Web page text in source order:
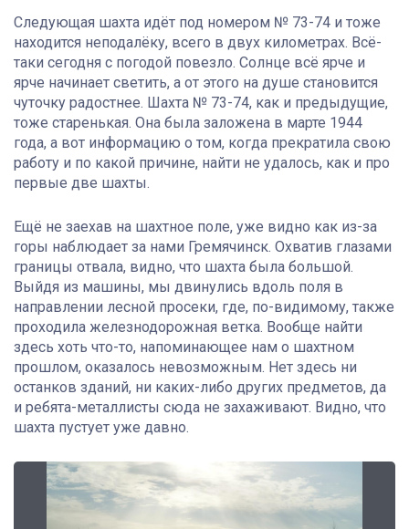
Следующая шахта идёт под номером № 73-74 и тоже
находится неподалёку, всего в двух километрах. Всё-
таки сегодня с погодой повезло. Солнце всё ярче и
ярче начинает светить, а от этого на душе становится
чуточку радостнее. Шахта № 73-74, как и предыдущие,
тоже старенькая. Она была заложена в марте 1944
года, а вот информацию о том, когда прекратила свою
работу и по какой причине, найти не удалось, как и про
первые две шахты.
Ещё не заехав на шахтное поле, уже видно как из-за
горы наблюдает за нами Гремячинск. Охватив глазами
границы отвала, видно, что шахта была большой.
Выйдя из машины, мы двинулись вдоль поля в
направлении лесной просеки, где, по-видимому, также
проходила железнодорожная ветка. Вообще найти
здесь хоть что-то, напоминающее нам о шахтном
прошлом, оказалось невозможным. Нет здесь ни
останков зданий, ни каких-либо других предметов, да
и ребята-металлисты сюда не захаживают. Видно, что
шахта пустует уже давно.